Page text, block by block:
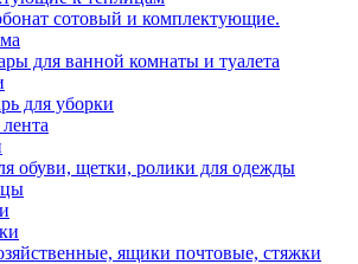
сотовый и комплектующие.
для ванной комнаты и туалета
для уборки
обуви, щетки, ролики для одежды
ящики почтовые, стяжки